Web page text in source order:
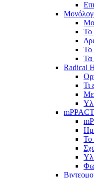
Το
Το
Τα
Radical
Τι
mPPACT
Το